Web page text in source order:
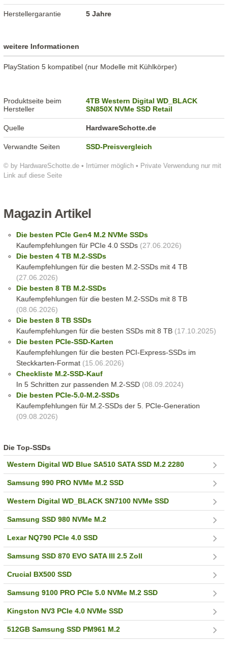
© by HardwareSchotte.de • Irrtümer möglich • Private Verwendung nur mit
Link auf diese Seite
Herstellergarantie 5 Jahre
weitere Informationen
PlayStation 5 kompatibel (nur Modelle mit Kühlkörper)
Produktseite beim
Hersteller
4TB Western Digital WD_BLACK
SN850X NVMe SSD Retail
Quelle HardwareSchotte.de
Verwandte Seiten SSD-Preisvergleich
Magazin Artikel
Die besten PCIe Gen4 M.2 NVMe SSDs
Kaufempfehlungen für PCIe 4.0 SSDs(27.06.2026)
Die besten 4 TB M.2-SSDs
Kaufempfehlungen für die besten M.2-SSDs mit 4 TB
(27.06.2026)
Die besten 8 TB M.2-SSDs
Kaufempfehlungen für die besten M.2-SSDs mit 8 TB
(08.06.2026)
Die besten 8 TB SSDs
Kaufempfehlungen für die besten SSDs mit 8 TB(17.10.2025)
Die besten PCIe-SSD-Karten
Kaufempfehlungen für die besten PCI-Express-SSDs im
Steckkarten-Format(15.06.2026)
Checkliste M.2-SSD-Kauf
In 5 Schritten zur passenden M.2-SSD(08.09.2024)
Die besten PCIe-5.0-M.2-SSDs
Kaufempfehlungen für M.2-SSDs der 5. PCIe-Generation
(09.08.2026)
Die Top-SSDs
Western Digital WD Blue SA510 SATA SSD M.2 2280
Samsung 990 PRO NVMe M.2 SSD
Western Digital WD_BLACK SN7100 NVMe SSD
Samsung SSD 980 NVMe M.2
Lexar NQ790 PCIe 4.0 SSD
Samsung SSD 870 EVO SATA III 2.5 Zoll
Crucial BX500 SSD
Samsung 9100 PRO PCIe 5.0 NVMe M.2 SSD
Kingston NV3 PCIe 4.0 NVMe SSD
512GB Samsung SSD PM961 M.2